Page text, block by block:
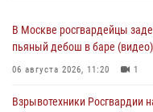
В Москве росгвардейцы
пьяный дебош в баре (видео)
06 августа 2026, 11:20 1
Взрывотехники Росгвардии